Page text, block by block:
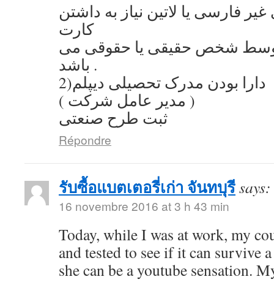
فارسی یا لاتین نیاز به داشتن
کارت
توسط شخص حقیقی یا حقوقی می
باشد .
2)دارا بودن مدرک تحصیلی دیپلم
( مدیر عامل شرکت )
ثبت طرح صنعتی
Répondre
รับซื้อแบตเตอรี่เก่า จันทบุรีsays:
16 novembre 2016 at 3 h 43 min
Today, while I was at work, my
and tested to see if it can survive
she can be a youtube sensation.